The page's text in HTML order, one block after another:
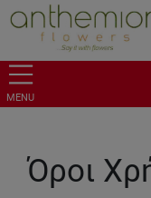
MENU
Όροι